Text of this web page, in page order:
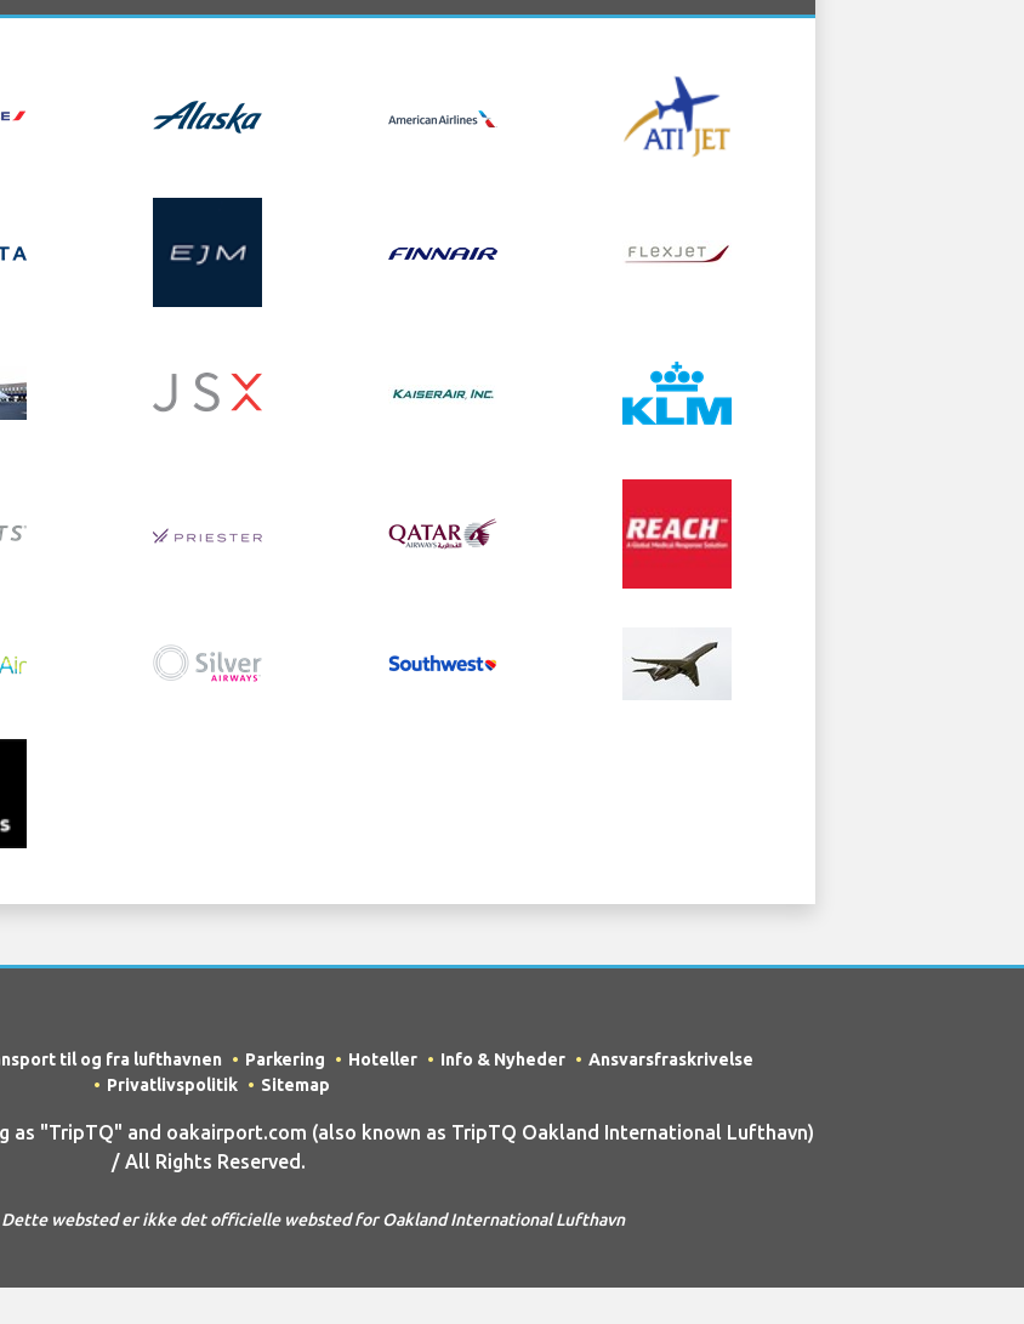
til og fra lufthavnen Parkering Hoteller Info & Nyheder
Ansvarsfraskrivelse
Privatlivspolitik
Sitemap
as "TripTQ" and oakairport.com (also known as TripTQ Oakland International Lufthavn)
/ All Rights Reserved.
- Dette websted er ikke det officielle websted for Oakland International Lufthavn